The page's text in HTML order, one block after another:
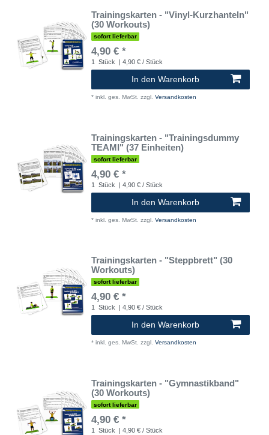
Trainingskarten - "Vinyl-Kurzhanteln"
(30 Workouts)
sofort lieferbar
4,90 € *
1 Stück | 4,90 € / Stück
In den Warenkorb
* inkl. ges. MwSt. zzgl. Versandkosten
Trainingskarten - "Trainingsdummy
TEAMI" (37 Einheiten)
sofort lieferbar
4,90 € *
1 Stück | 4,90 € / Stück
In den Warenkorb
* inkl. ges. MwSt. zzgl. Versandkosten
Trainingskarten - "Steppbrett" (30
Workouts)
sofort lieferbar
4,90 € *
1 Stück | 4,90 € / Stück
In den Warenkorb
* inkl. ges. MwSt. zzgl. Versandkosten
Trainingskarten - "Gymnastikband"
(30 Workouts)
sofort lieferbar
4,90 € *
1 Stück | 4,90 € / Stück